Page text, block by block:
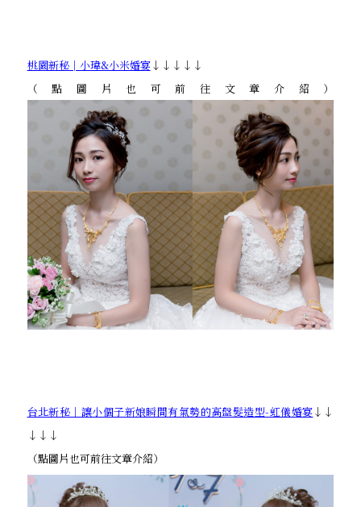
桃園新秘│小瑋&小米婚宴↓↓↓↓↓
（點圖片也可前往文章介紹）
台北新秘｜讓小個子新娘瞬間有氣勢的高盤髮造型-虹儀婚宴↓↓
↓↓↓
（點圖片也可前往文章介紹）